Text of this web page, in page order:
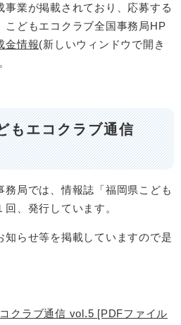
事業が掲載されており、応募する
こどもエコクラブ全国事務局HP
金情報(新しいウィンドウで開き
もエコクラブ通信
局では、情報誌「福岡県こども
、発行しています。
知らせ等を掲載していますので是
クラブ通信 vol.5 [PDFファイル